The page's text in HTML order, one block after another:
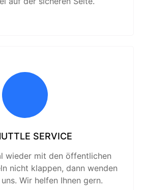
SERVICE
wieder mit den öffentlichen
nicht klappen, dann wenden
Wir helfen Ihnen gern.